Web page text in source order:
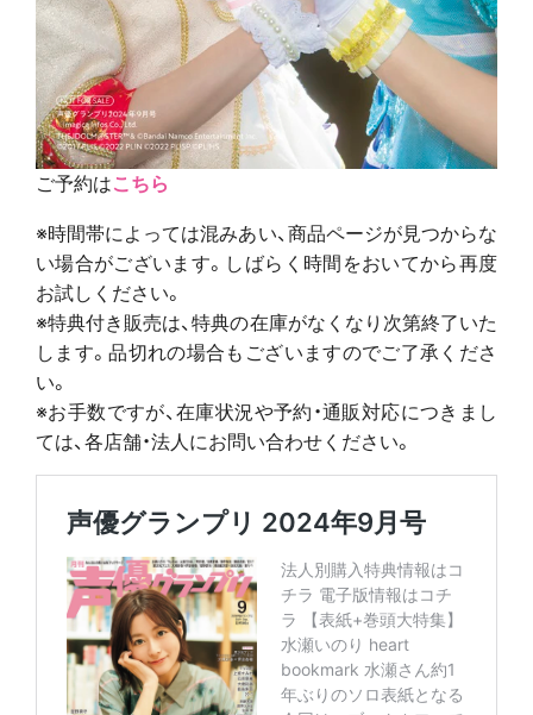
ご予約はこちら
※時間帯によっては混みあい、商品ページが見つからな
い場合がございます。しばらく時間をおいてから再度
お試しください。
※特典付き販売は、特典の在庫がなくなり次第終了いた
します。品切れの場合もございますのでご了承くださ
い。
※お手数ですが、在庫状況や予約・通販対応につきまし
ては、各店舗・法人にお問い合わせください。